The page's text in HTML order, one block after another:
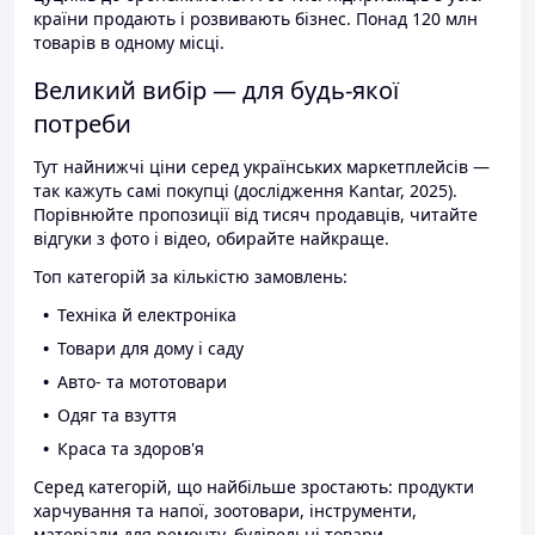
країни продають і розвивають бізнес. Понад 120 млн
товарів в одному місці.
Великий вибір — для будь-якої
потреби
Тут найнижчі ціни серед українських маркетплейсів —
так кажуть самі покупці (дослідження Kantar, 2025).
Порівнюйте пропозиції від тисяч продавців, читайте
відгуки з фото і відео, обирайте найкраще.
Топ категорій за кількістю замовлень:
Техніка й електроніка
Товари для дому і саду
Авто- та мототовари
Одяг та взуття
Краса та здоров'я
Серед категорій, що найбільше зростають: продукти
харчування та напої, зоотовари, інструменти,